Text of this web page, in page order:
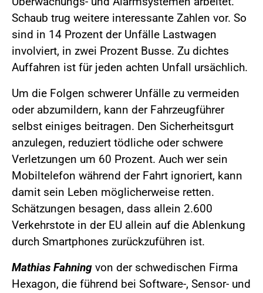
Schaub trug weitere interessante Zahlen vor. So
sind in 14 Prozent der Unfälle Lastwagen
involviert, in zwei Prozent Busse. Zu dichtes
Auffahren ist für jeden achten Unfall ursächlich.
Um die Folgen schwerer Unfälle zu vermeiden
oder abzumildern, kann der Fahrzeugführer
selbst einiges beitragen. Den Sicherheitsgurt
anzulegen, reduziert tödliche oder schwere
Verletzungen um 60 Prozent. Auch wer sein
Mobiltelefon während der Fahrt ignoriert, kann
damit sein Leben möglicherweise retten.
Schätzungen besagen, dass allein 2.600
Verkehrstote in der EU allein auf die Ablenkung
durch Smartphones zurückzuführen ist.
Mathias Fahning von der schwedischen Firma
Hexagon, die führend bei Software-, Sensor- und